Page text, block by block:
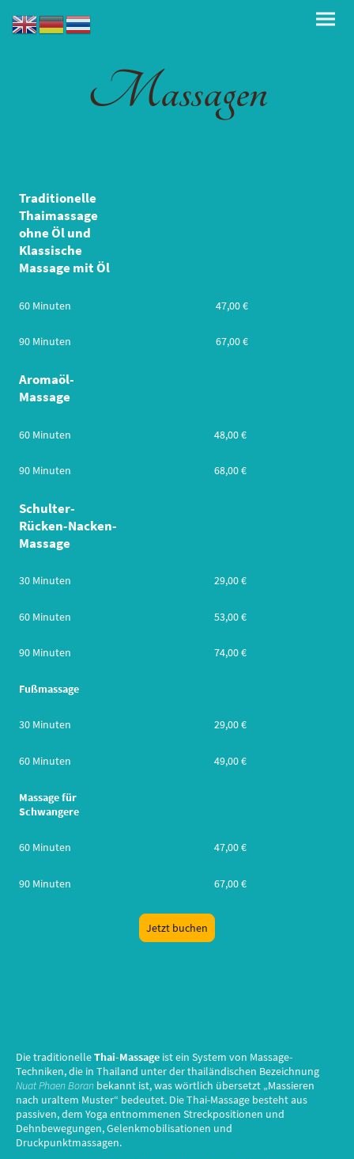
Massagen
Traditionelle
Thaimassage
ohne Öl und
Klassische
Massage mit Öl
60 Minuten 47,00 €
90 Minuten 67,00 €
Aromaöl-
Massage
60 Minuten 48,00 €
90 Minuten 68,00 €
Schulter-
Rücken-Nacken-
Massage
30 Minuten 29,00 €
60 Minuten 53,00 €
90 Minuten 74,00 €
Fußmassage
30 Minuten 29,00 €
60 Minuten 49,00 €
Massage für
Schwangere
60 Minuten 47,00 €
90 Minuten 67,00 €
Jetzt buchen
Die traditionelleThai-Massage ist ein System von Massage-
Techniken, die in Thailand unter der thailändischen Bezeichnung
Nuat Phaen Boran bekannt ist, was wörtlich übersetzt „Massieren
nach uraltem Muster“ bedeutet. Die Thai-Massage besteht aus
passiven, dem Yoga entnommenen Streckpositionen und
Dehnbewegungen, Gelenkmobilisationen und
Druckpunktmassagen.